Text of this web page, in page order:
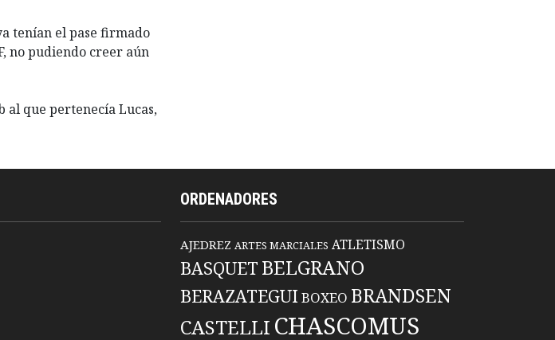
tenían el pase firmado
no pudiendo creer aún
que pertenecía Lucas,
ORDENADORES
AJEDREZ ARTES MARCIALES ATLETISMO
BASQUET BELGRANO
BERAZATEGUIBOXEO BRANDSEN
CASTELLI CHASCOMUS